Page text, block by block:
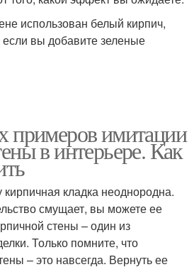
использован белый кирпич,
вы добавите зеленые
примеров имитации
в интерьере. Как
кладка неоднородна.
смущает, вы можете ее
стены – один из
Только помните, что
– это навсегда. Вернуть ее